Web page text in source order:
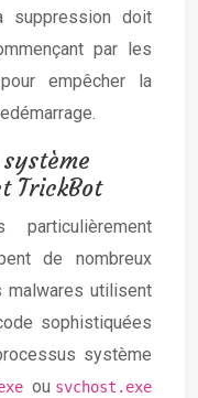
suppression doit
par les
empêcher la
TrickBot
de nombreux
malwares utilisent
sophistiquées
système
ou svchost.exe